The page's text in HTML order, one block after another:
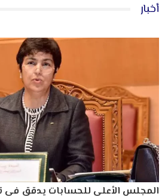
أخبار
المجلس الأعلى للحسابات يدقق في